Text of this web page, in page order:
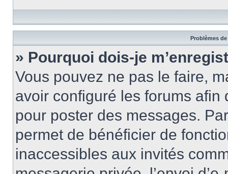
Problèmes
» Pourquoi dois-je
Vous pouvez ne pas le faire,
avoir configuré les forums afin
pour poster des messages.
permet de bénéficier de
inaccessibles aux invités